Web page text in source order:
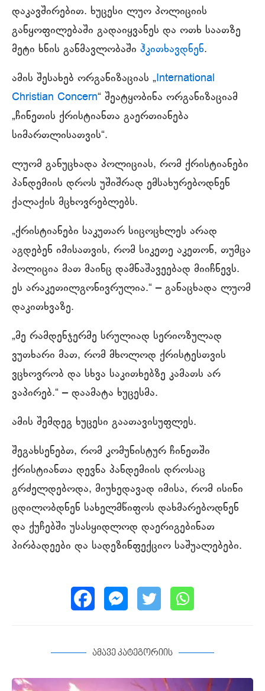
დაკავშირებით. ხუცესი ლუო პოლიციის
განყოფილებაში გადაიყვანეს და ოთხ საათზე
მეტი ხნის განმავლობაში ჰკითხავდნენ.
ამის შესახებ ორგანიზაციას „International
Christian Concern“ შეატყობინა ორგანიზაციამ
„ჩინეთის ქრისტიანთა გაერთიანება
სიმართლისათვის“.
ლუომ განუცხადა პოლიციას, რომ ქრისტიანები
პანდემიის დროს უშიშრად ემსახურებოდნენ
ქალაქის მცხოვრებლებს.
„ქრისტიანები საკუთარ სიცოცხლეს არად
აგდებენ იმისათვის, რომ სიკეთე აკეთონ, თუმცა
პოლიცია მათ მაინც დამნაშავეებად მიიჩნევს.
ეს არაკეთილგონივრულია.“ ‒ განაცხადა ლუომ
დაკითხვაზე.
„მე რამდენჯერმე სრულიად სერიოზულად
ვუთხარი მათ, რომ მხოლოდ ქრისტესთვის
ვცხოვრობ და სხვა საკითხებზე კამათს არ
ვაპირებ.“ ‒ დაამატა ხუცესმა.
ამის შემდეგ ხუცესი გაათავისუფლეს.
შეგახსენებთ, რომ კომუნისტურ ჩინეთში
ქრისტიანთა დევნა პანდემიის დროსაც
გრძელდებოდა, მიუხედავად იმისა, რომ ისინი
ცდილობდნენ სახელმწიფოს დახმარებოდნენ
და ქუჩებში უსასყიდლოდ დაერიგებინათ
პირბადეები და სადეზინფექციო საშუალებები.
ამავე კატეგორიის